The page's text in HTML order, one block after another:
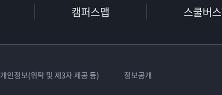
캠퍼스맵 스쿨버스
개인정보(위탁 및 제3자 제공 등) 정보공개